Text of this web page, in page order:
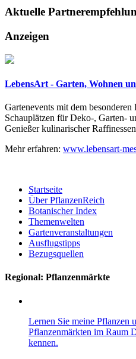
Aktuelle
Anzeigen
LebensArt - Garten, Wohnen
Gartenevents mit dem
Schauplätzen für Deko-, Garten-
Genießer kulinarischer
Mehr erfahren: www.lebensart-
Startseite
Über PflanzenReich
Botanischer Index
Themenwelten
Gartenveranstaltungen
Ausflugstipps
Bezugsquellen
Regional: Pflanzenmärkte
Lernen Sie meine Pflanzen
Pflanzenmärkten im Raum
kennen.